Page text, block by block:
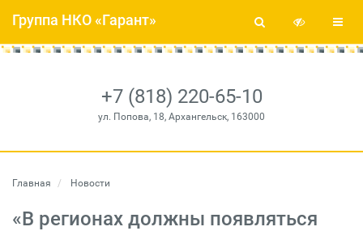
+7 (818) 220-65-10
ул. Попова, 18, Архангельск, 163000
Группа НКО «Гарант»
Главная Новости
«В регионах должны появляться